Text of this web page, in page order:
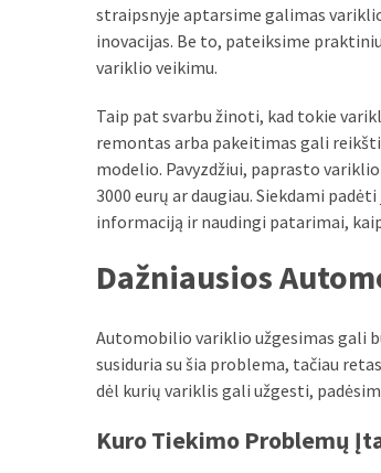
CATEGORIES
straipsnyje aptarsime galimas
inovacijas. Be to, pateiksime
variklio veikimu.
Taip pat svarbu žinoti, kad tokie
remontas arba pakeitimas gali
modelio. Pavyzdžiui, paprasto
3000 eurų ar daugiau. Siekdami
informaciją ir naudingi patarimai,
Dažniausios
Automobilio variklio užgesimas gali
susiduria su šia problema, tačiau
dėl kurių variklis gali užgesti,
Kuro Tiekimo Problemų